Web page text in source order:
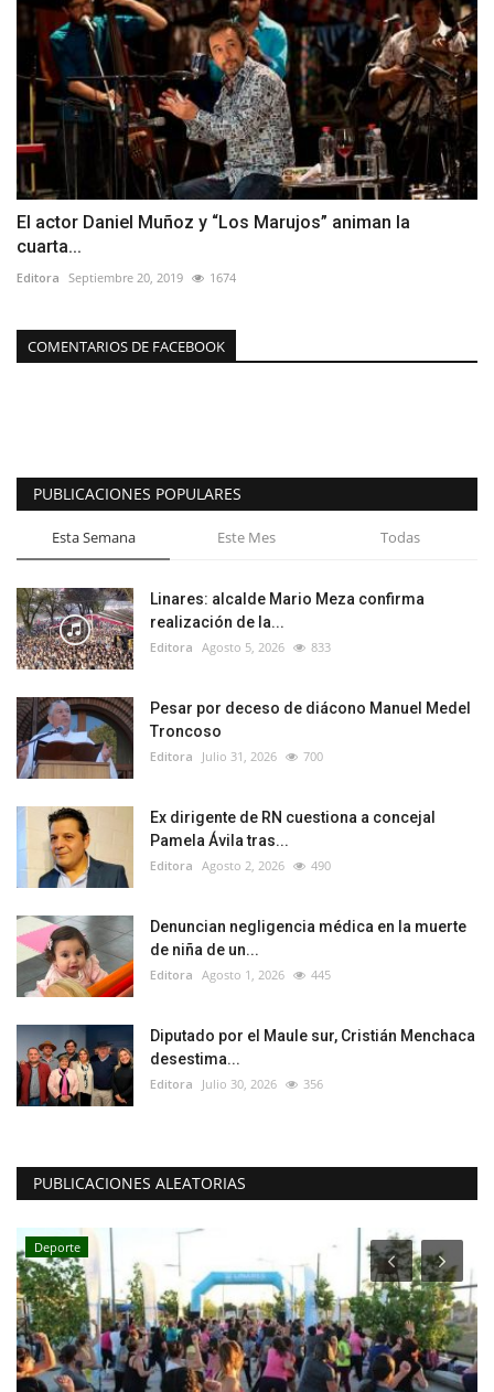
El actor Daniel Muñoz y “Los Marujos” animan la
cuarta...
Editora Septiembre 20, 2019 1674
COMENTARIOS DE FACEBOOK
PUBLICACIONES POPULARES
Esta Semana Este Mes Todas
Linares: alcalde Mario Meza confirma
realización de la...
Editora Agosto 5, 2026 833
Pesar por deceso de diácono Manuel Medel
Troncoso
Editora Julio 31, 2026 700
Ex dirigente de RN cuestiona a concejal
Pamela Ávila tras...
Editora Agosto 2, 2026 490
Denuncian negligencia médica en la muerte
de niña de un...
Editora Agosto 1, 2026 445
Diputado por el Maule sur, Cristián Menchaca
desestima...
Editora Julio 30, 2026 356
PUBLICACIONES ALEATORIAS
Deporte